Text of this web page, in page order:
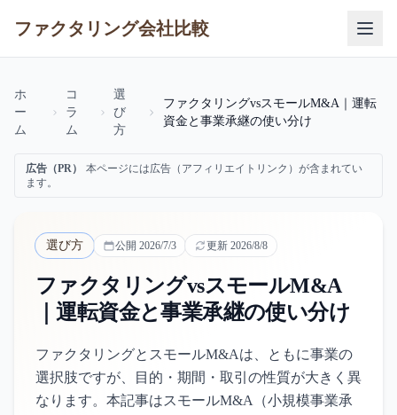
ファクタリング会社比較
ホ
ー
ム
コ
ラ
ム
選
び
方
ファクタリングvsスモールM&A｜運転
資金と事業承継の使い分け
広告（PR）
本ページには広告（アフィリエイトリンク）が含まれてい
ます。
選び方 公開 2026/7/3 更新 2026/8/8
ファクタリングvsスモールM&A
｜運転資金と事業承継の使い分け
ファクタリングとスモールM&Aは、ともに事業の
選択肢ですが、目的・期間・取引の性質が大きく異
なります。本記事はスモールM&A（小規模事業承